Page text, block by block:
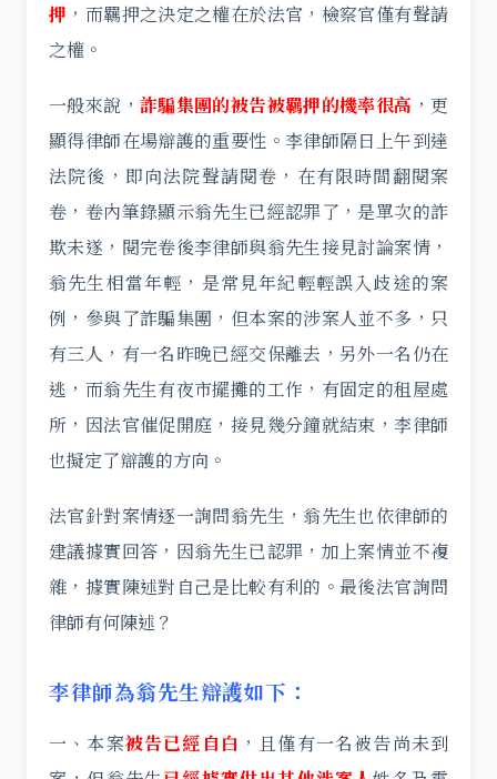
押 ，而羈押之決定之權在於法官，檢察官僅有聲請
之權。
一般來說， 詐騙集團的被告被羈押的機率很高 ，更
顯得律師在場辯護的重要性。李律師隔日上午到達
法院後，即向法院聲請閱卷，在有限時間翻閱案
卷，卷內筆錄顯示翁先生已經認罪了，是單次的詐
欺未遂，閱完卷後李律師與翁先生接見討論案情，
翁先生相當年輕，是常見年紀輕輕誤入歧途的案
例，參與了詐騙集團，但本案的涉案人並不多，只
有三人，有一名昨晚已經交保離去，另外一名仍在
逃，而翁先生有夜市擺攤的工作，有固定的租屋處
所，因法官催促開庭，接見幾分鐘就結束，李律師
也擬定了辯護的方向。
法官針對案情逐一詢問翁先生，翁先生也依律師的
建議據實回答，因翁先生已認罪，加上案情並不複
雜，據實陳述對自己是比較有利的。最後法官詢問
律師有何陳述？
李律師為翁先生辯護如下：
一、本案被告已經自白 ，且僅有一名被告尚未到